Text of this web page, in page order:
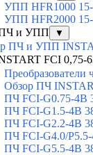
УПП HFR1000
УПП HFR2000
и УПП
▼
ПЧ и УПП
FCI 0,75-
Преобразователи
Обзор ПЧ
ПЧ FCI-G0.75-4B
ПЧ FCI-G1.5-4B
ПЧ FCI-G2.2-4B
ПЧ FCI-G4.0/
ПЧ FCI-G5.5-4B